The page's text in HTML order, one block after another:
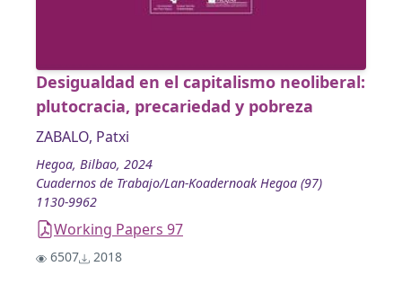
Desigualdad en el capitalismo neoliberal:
plutocracia, precariedad y pobreza
ZABALO, Patxi
Hegoa, Bilbao, 2024
Cuadernos de Trabajo/Lan-Koadernoak Hegoa (97)
1130-9962
Working Papers 97
6507 2018